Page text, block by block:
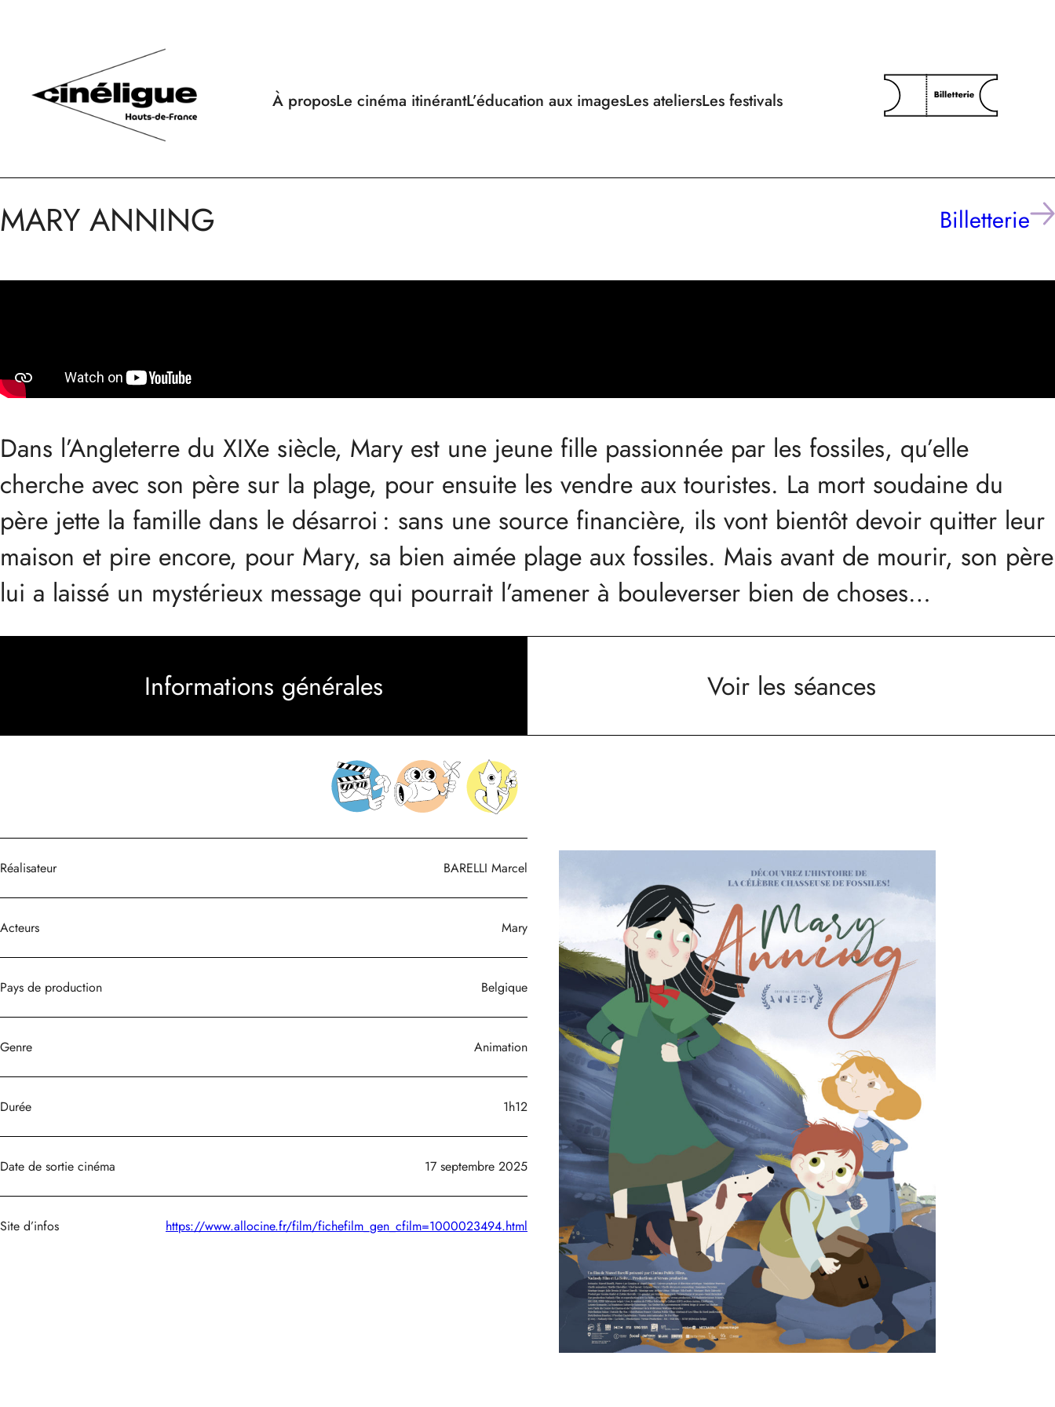
À proposLe cinéma itinérantL’éducation aux imagesLes ateliersLes festivals
MARY ANNING Billetterie
Dans l’Angleterre du XIXe siècle, Mary est une jeune fille passionnée par les fossiles, qu’elle
cherche avec son père sur la plage, pour ensuite les vendre aux touristes. La mort soudaine du
père jette la famille dans le désarroi : sans une source financière, ils vont bientôt devoir quitter leur
maison et pire encore, pour Mary, sa bien aimée plage aux fossiles. Mais avant de mourir, son père
lui a laissé un mystérieux message qui pourrait l’amener à bouleverser bien de choses…
Informations générales Voir les séances
Réalisateur BARELLI Marcel
Acteurs Mary
Pays de production Belgique
Genre Animation
Durée 1h12
Date de sortie cinéma 17 septembre 2025
Site d’infos https://www.allocine.fr/film/fichefilm_gen_cfilm=1000023494.html